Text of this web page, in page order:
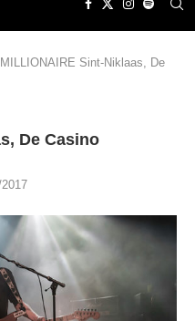
MILLIONAIRE Sint-Niklaas, De
De Casino